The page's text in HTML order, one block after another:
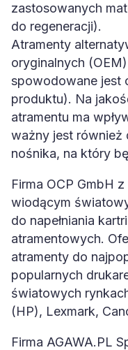
zastosowanych
do regeneracji).
Atramenty
oryginalnych
spowodowane jest
produktu). Na
atramentu ma
ważny jest również
nośnika, na który
Firma OCP GmbH
wiodącym
do napełniania
atramentowych.
atramenty do
popularnych
światowych
(HP), Lexmark,
Firma AGAWA.PL